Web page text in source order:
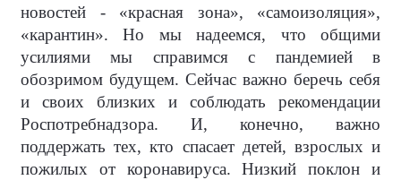
новостей - «красная зона», «самоизоляция»,
«карантин». Но мы надеемся, что общими
усилиями мы справимся с пандемией в
обозримом будущем. Сейчас важно беречь себя
и своих близких и соблюдать рекомендации
Роспотребнадзора. И, конечно, важно
поддержать тех, кто спасает детей, взрослых и
пожилых от коронавируса. Низкий поклон и